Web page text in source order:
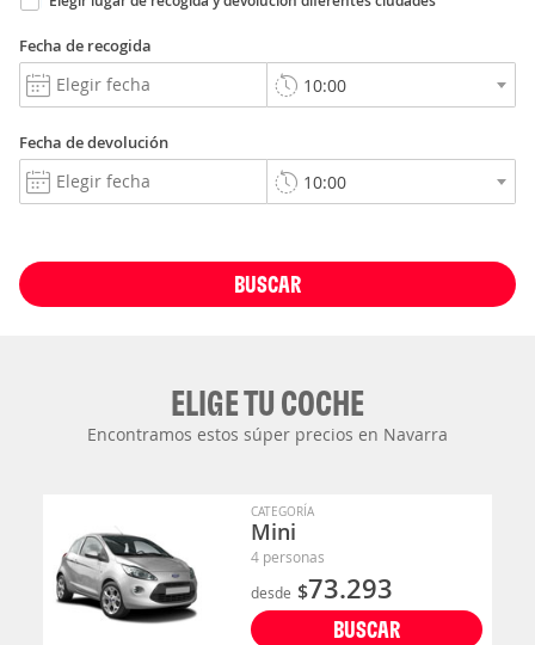
Fecha de recogida
Fecha de devolución
BUSCAR
ELIGE TU COCHE
Encontramos estos súper precios en Navarra
CATEGORÍA
Mini
4 personas
desde $73.293
BUSCAR